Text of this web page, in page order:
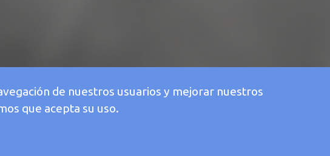
de nuestros usuarios y mejorar nuestros
que acepta su uso.